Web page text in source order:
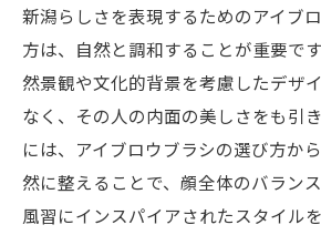
新潟らしさを表現するためのアイブ
方は、自然と調和することが重要で
然景観や文化的背景を考慮したデザ
なく、その人の内面の美しさをも引
には、アイブロウブラシの選び方か
然に整えることで、顔全体のバラン
風習にインスパイアされたスタイル